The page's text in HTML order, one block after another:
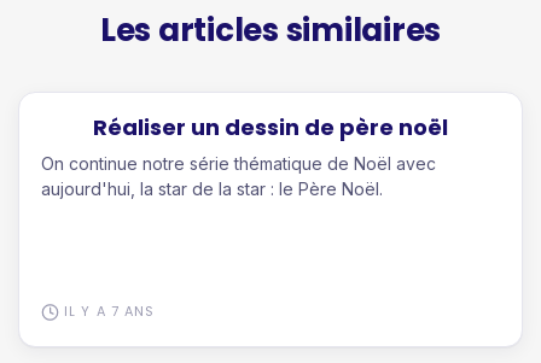
Les articles similaires
Réaliser un dessin de père noël
On continue notre série thématique de Noël avec
aujourd'hui, la star de la star : le Père Noël.
IL Y A 7 ANS